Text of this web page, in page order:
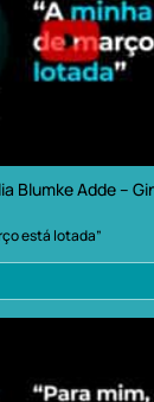
Blumke Adde –
está lotada”